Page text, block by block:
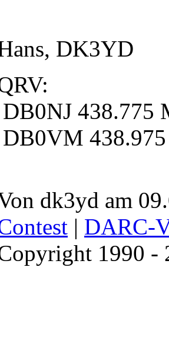
DK3YD
DB0NJ 438.775
DB0VM
dk3yd am
| DARC-
1990 -